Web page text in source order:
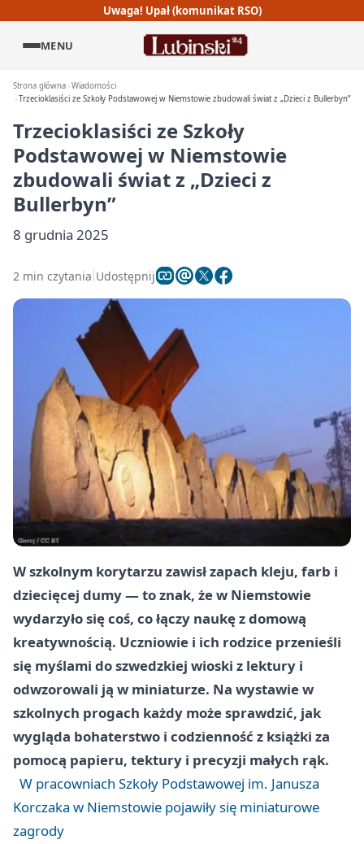
Uwaga! Upał (komunikat RSO)
MENU
Strona główna Wiadomości
Trzecioklasiści ze Szkoły Podstawowej w Niemstowie zbudowali świat z „Dzieci z Bullerbyn”
Trzecioklasiści ze Szkoły
Podstawowej w Niemstowie
zbudowali świat z „Dzieci z
Bullerbyn”
8 grudnia 2025
2 min czytania Udostępnij
W szkolnym korytarzu zawisł zapach kleju, farb i
dziecięcej dumy — to znak, że w Niemstowie
wydarzyło się coś, co łączy naukę z domową
kreatywnością. Uczniowie i ich rodzice przenieśli
się myślami do szwedzkiej wioski z lektury i
odwzorowali ją w miniaturze. Na wystawie w
szkolnych progach każdy może sprawdzić, jak
wygląda bohaterstwo i codzienność z książki za
pomocą papieru, tektury i precyzji małych rąk.
W pracowniach Szkoły Podstawowej im. Janusza
Korczaka w Niemstowie pojawiły się miniaturowe
zagrody